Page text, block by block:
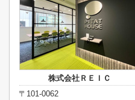
株式会社ＲＥＩＣ
〒101-0062